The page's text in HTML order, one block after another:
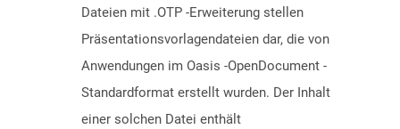
Dateien mit .OTP -Erweiterung stellen
Präsentationsvorlagendateien dar, die von
Anwendungen im Oasis -OpenDocument -
Standardformat erstellt wurden. Der Inhalt
einer solchen Datei enthält